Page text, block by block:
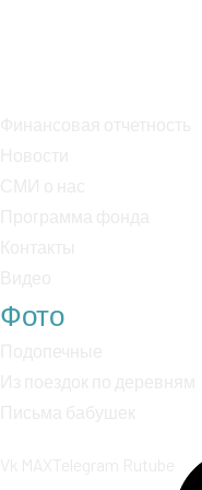
Фото